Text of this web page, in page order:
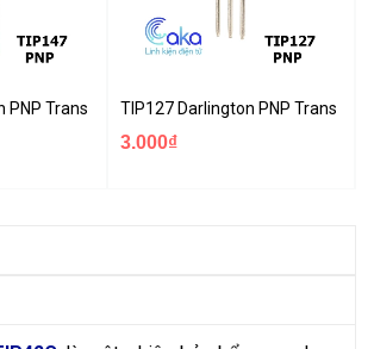
PNP Transistor 10A 100VTIP127 Darlington PNP
3.000₫